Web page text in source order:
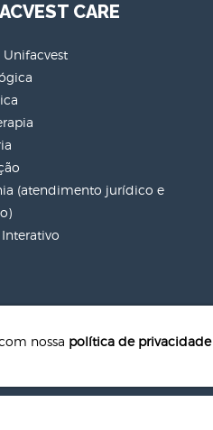
CARE
(atendimento jurídico e
nossa política de privacidade